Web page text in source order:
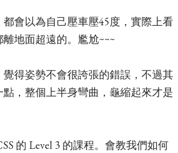
會以為自己壓車壓45度，實際上看
地面超遠的。尷尬~~~
得姿勢不會很誇張的錯誤，不過其
，整個上半身彎曲，龜縮起來才是
的 Level 3 的課程。會教我們如何